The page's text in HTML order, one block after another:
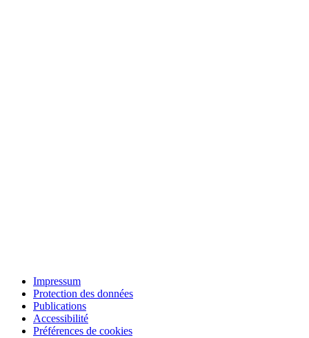
Impressum
Protection des données
Publications
Accessibilité
Préférences de cookies